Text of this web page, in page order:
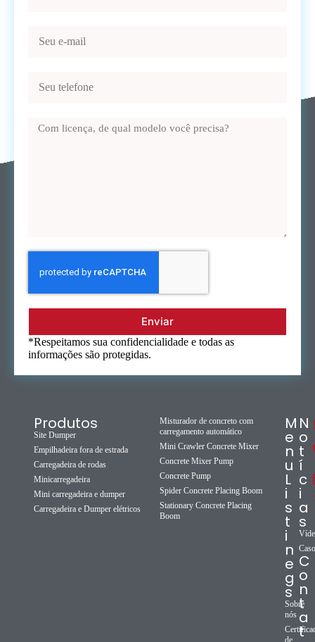
Enviar
*Respeitamos sua confidencialidade e todas as
informações são protegidas.
Produtos
Site Dumper
Empilhadeira fora de estrada
Carregadeira de rodas
Minicarregadeira
Mini carregadeira e dumper
Carregadeira e Dumper elétricos
Misturador de concreto com
carregamento automático
Mini Crawler Concrete Mixer
Concrete Mixer Pump
Concrete Pump
Spider Concrete Placing Boom
Stationary Concrete Placing
Boom
M
e
n
u
L
i
s
t
i
n
e
g
s
Sobre
nós
de
N
o
t
í
c
i
a
s
C
o
n
t
a
t